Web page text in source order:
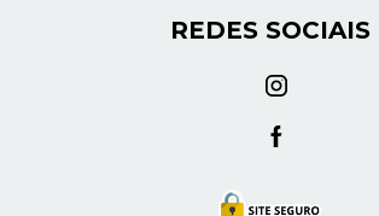
REDES SOCIAIS